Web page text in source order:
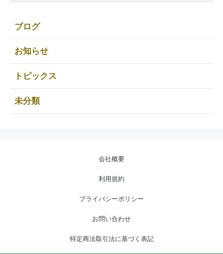
ブログ
お知らせ
トピックス
未分類
会社概要
利用規約
プライバシーポリシー
お問い合わせ
特定商法取引法に基づく表記